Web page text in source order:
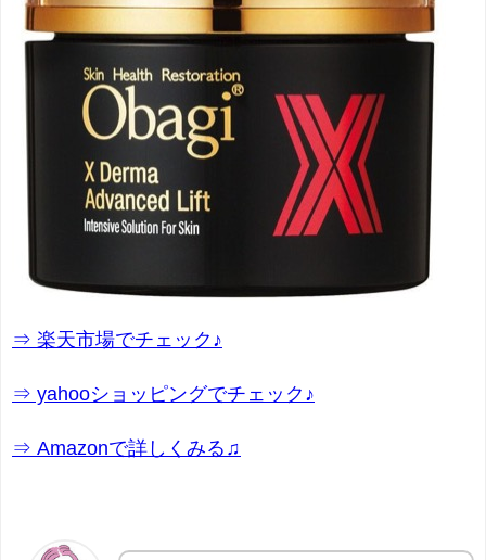
⇒ 楽天市場でチェック♪
⇒ yahooショッピングでチェック♪
⇒ Amazonで詳しくみる♫